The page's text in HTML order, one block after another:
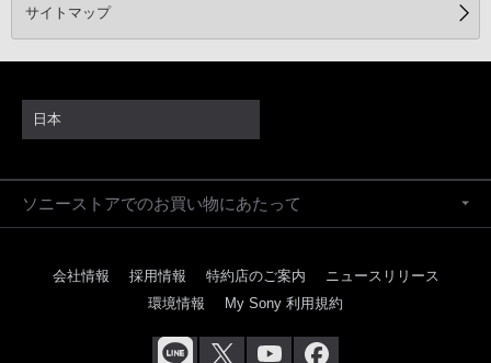
サイトマップ
日本
ソニーストアでのお買い物にあたって
会社情報 採用情報 特約店のご案内
ニュースリリース
環境情報
My Sony 利用規約